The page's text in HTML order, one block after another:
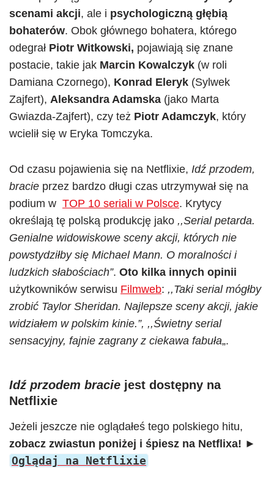
scenami akcji, ale i psychologiczną głębią
bohaterów. Obok głównego bohatera, którego
odegrał Piotr Witkowski, pojawiają się znane
postacie, takie jak Marcin Kowalczyk (w roli
Damiana Czornego), Konrad Eleryk (Sylwek
Zajfert), Aleksandra Adamska (jako Marta
Gwiazda-Zajfert), czy też Piotr Adamczyk, który
wcielił się w Eryka Tomczyka.
Od czasu pojawienia się na Netflixie, Idź przodem,
bracie przez bardzo długi czas utrzymywał się na
podium w TOP 10 seriali w Polsce. Krytycy
określają tę polską produkcję jako ,,Serial petarda.
Genialne widowiskowe sceny akcji, których nie
powstydziłby się Michael Mann. O moralności i
ludzkich słabościach”. Oto kilka innych opinii
użytkowników serwisu Filmweb: ,,Taki serial mógłby
zrobić Taylor Sheridan. Najlepsze sceny akcji, jakie
widziałem w polskim kinie.”, ,,Świetny serial
sensacyjny, fajnie zagrany z ciekawa fabuła„.
Idź przodem bracie jest dostępny na
Netflixie
Jeżeli jeszcze nie oglądałeś tego polskiego hitu,
zobacz zwiastun poniżej i śpiesz na Netflixa! ►
Oglądaj na Netflixie